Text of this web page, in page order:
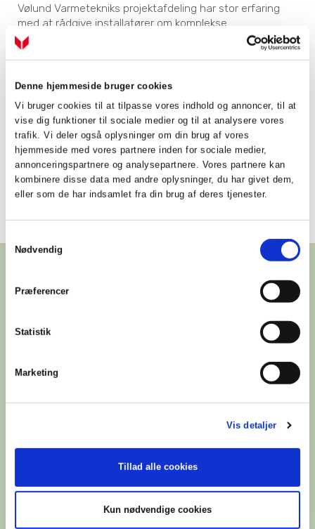
Denne hjemmeside bruger cookies
Vi bruger cookies til at tilpasse vores indhold og annoncer, til at
vise dig funktioner til sociale medier og til at analysere vores
trafik. Vi deler også oplysninger om din brug af vores
hjemmeside med vores partnere inden for sociale medier,
annonceringspartnere og analysepartnere. Vores partnere kan
kombinere disse data med andre oplysninger, du har givet dem,
eller som de har indsamlet fra din brug af deres tjenester.
Nødvendig
Præferencer
Statistik
Marketing
Vis detaljer
Tillad alle cookies
Kun nødvendige cookies
Vølund Varmetekniks projektafdeling har stor erfaring
med at rådgive installatører om komplekse
varmeløsninger. Med over 40 års erfaring har vi den
fornødne erfaring og ekspertise til at hjælpe dig gennem
dimensionering til tilskudsordninger og
Kort sagt: Vi er her for at gøre processen overskuelig for
dig som installatør, så du kan levere den optimale
løsning til dine kunder.
Kom godt igennem større projekter